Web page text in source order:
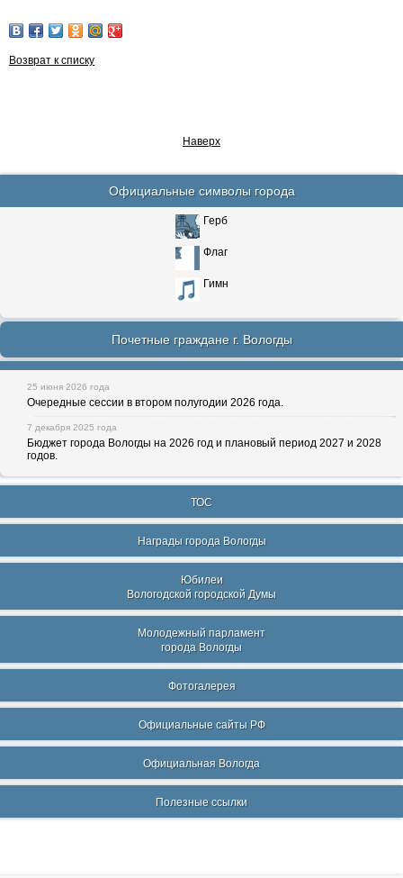
Возврат к списку
Наверх
Официальные символы города
Герб
Флаг
Гимн
Почетные граждане г. Вологды
25 июня 2026 года
Очередные сессии в втором полугодии 2026 года.
7 декабря 2025 года
Бюджет города Вологды на 2026 год и плановый период 2027 и 2028
годов.
ТОС
Награды города Вологды
Юбилеи
Вологодской городской Думы
Молодежный парламент
города Вологды
Фотогалерея
Официальные сайты РФ
Официальная Вологда
Полезные ссылки